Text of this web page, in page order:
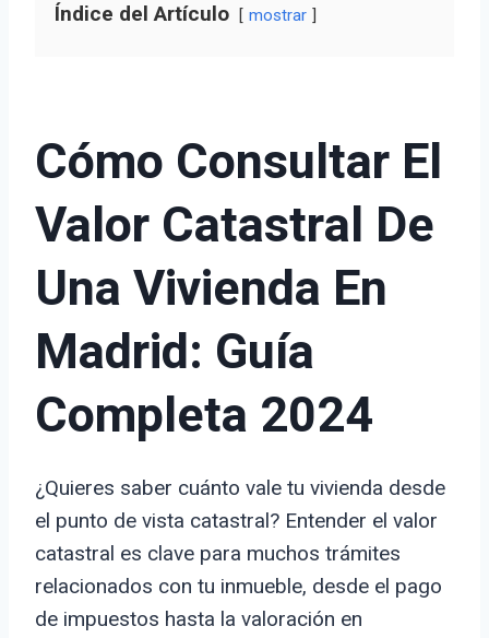
Índice del Artículo mostrar
Cómo Consultar El
Valor Catastral De
Una Vivienda En
Madrid: Guía
Completa 2024
¿Quieres saber cuánto vale tu vivienda desde
el punto de vista catastral? Entender el valor
catastral es clave para muchos trámites
relacionados con tu inmueble, desde el pago
de impuestos hasta la valoración en